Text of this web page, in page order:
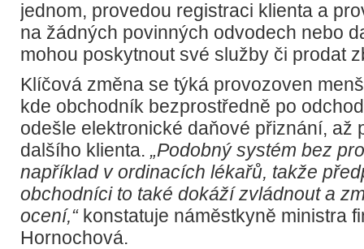
jednom, provedou registraci klienta a
na žádných povinných odvodech nebo
mohou poskytnout své služby či prodat
Klíčová změna se týká provozoven
kde obchodník bezprostředně po
odešle elektronické daňové přiznání, až
dalšího klienta. „Podobný systém bez
například v ordinacích lékařů, takže
obchodníci to také dokáží zvládnout a
ocení,“konstatuje náměstkyně ministra
Hornochová.